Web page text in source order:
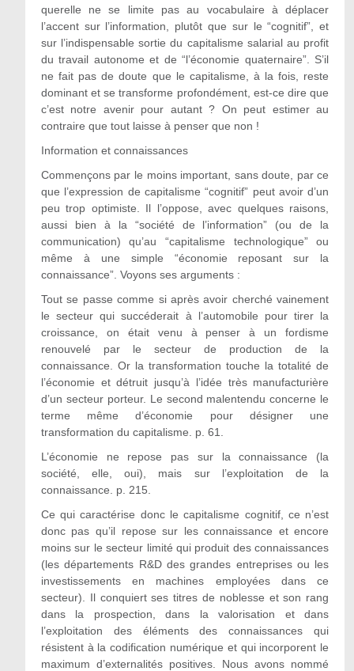
querelle ne se limite pas au vocabulaire à déplacer
l’accent sur l’information, plutôt que sur le “cognitif”, et
sur l’indispensable sortie du capitalisme salarial au profit
du travail autonome et de “l’économie quaternaire”. S’il
ne fait pas de doute que le capitalisme, à la fois, reste
dominant et se transforme profondément, est-ce dire que
c’est notre avenir pour autant ? On peut estimer au
contraire que tout laisse à penser que non !
Information et connaissances
Commençons par le moins important, sans doute, par ce
que l’expression de capitalisme “cognitif” peut avoir d’un
peu trop optimiste. Il l’oppose, avec quelques raisons,
aussi bien à la “société de l’information” (ou de la
communication) qu’au “capitalisme technologique” ou
même à une simple “économie reposant sur la
connaissance”. Voyons ses arguments :
Tout se passe comme si après avoir cherché vainement
le secteur qui succéderait à l’automobile pour tirer la
croissance, on était venu à penser à un fordisme
renouvelé par le secteur de production de la
connaissance. Or la transformation touche la totalité de
l’économie et détruit jusqu’à l’idée très manufacturière
d’un secteur porteur. Le second malentendu concerne le
terme même d’économie pour désigner une
transformation du capitalisme. p. 61.
L’économie ne repose pas sur la connaissance (la
société, elle, oui), mais sur l’exploitation de la
connaissance. p. 215.
Ce qui caractérise donc le capitalisme cognitif, ce n’est
donc pas qu’il repose sur les connaissance et encore
moins sur le secteur limité qui produit des connaissances
(les départements R&D des grandes entreprises ou les
investissements en machines employées dans ce
secteur). Il conquiert ses titres de noblesse et son rang
dans la prospection, dans la valorisation et dans
l’exploitation des éléments des connaissances qui
résistent à la codification numérique et qui incorporent le
maximum d’externalités positives. Nous avons nommé